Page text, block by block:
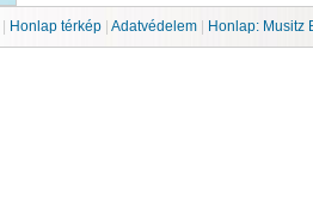
Honlap térkép Adatvédelem| Honlap: Musitz